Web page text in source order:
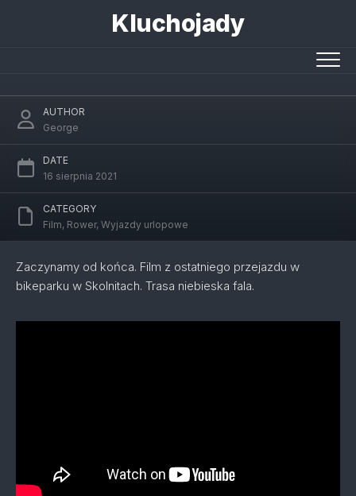
Kluchojady
AUTHOR
George
DATE
16 sierpnia 2021
CATEGORY
Film, Rower, Wyjazdy urlopowe
Zaczynamy od końca. Film z ostatniego przejazdu w
bikeparku w Skolnitach. Trasa niebieska fala.